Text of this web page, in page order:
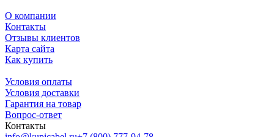
О компании
Контакты
Отзывы клиентов
Карта сайта
Как купить
Условия оплаты
Условия доставки
Гарантия на товар
Вопрос-ответ
Контакты